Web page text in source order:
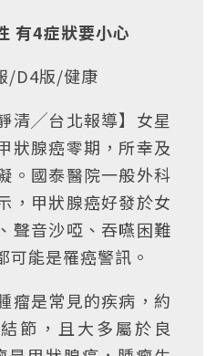
有4症狀要小心
/D4版/健康
清╱台北報導】女星
狀腺癌零期，所幸及
。國泰醫院一般外科
，甲狀腺癌好發於女
聲音沙啞、吞嚥困難
可能是罹癌警訊。
瘤是常見的疾病，約
節，且大多屬於良